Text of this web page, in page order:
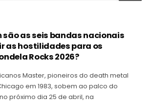
são as seis bandas nacionais
as hostilidades para os
Rocks 2026?
Master, pioneiros do death metal
em 1983, sobem ao palco do
próximo dia 25 de abril, na